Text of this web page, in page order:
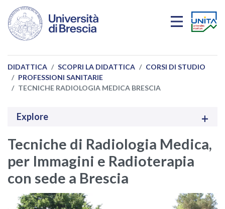
Salta al contenuto principale
DIDATTICA SCOPRI LA DIDATTICA
CORSI DI STUDIO
PROFESSIONI SANITARIE
TECNICHE RADIOLOGIA MEDICA BRESCIA
Explore
Tecniche di Radiologia Medica,
per Immagini e Radioterapia
con sede a Brescia